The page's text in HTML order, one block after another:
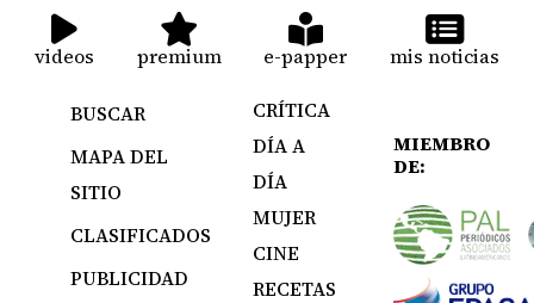
videos premium e-papper mis noticias
BUSCAR
MAPA DEL
SITIO
CLASIFICADOS
PUBLICIDAD
CRÍTICA
DÍA A
DÍA
MUJER
CINE
RECETAS
MIEMBRO
DE: